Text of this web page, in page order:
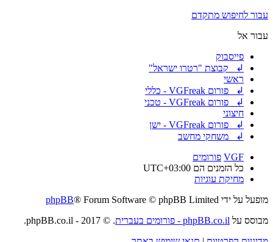
עבור לחיפוש מתקדם
עבור אל
פייסבוק
↲ קבוצת "רטרו ישראל"
ראשי
↲ פורום VGFreak - כללי
↲ פורום VGFreak - טכני
חיצוני
↲ פורום VGFreak - ישן
↲ משחקי מחשב
VGF פורומים
כל הזמנים הם UTC+03:00
מחיקת עוגיות
מופעל על ידי
phpBB® Forum Software © phpBB Limited
מבוסס על phpBB.co.il - פורומים בעברית
. © 2017 - phpBB.co.il.